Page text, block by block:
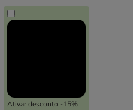
Ativar desconto -15%